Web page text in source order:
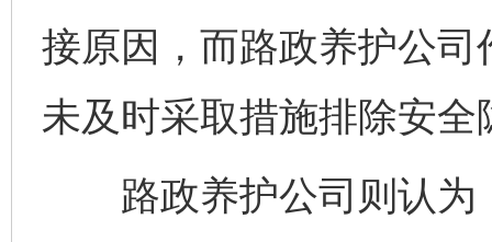
接原因，而路政养护公
未及时采取措施排除安
路政养护公司则认为